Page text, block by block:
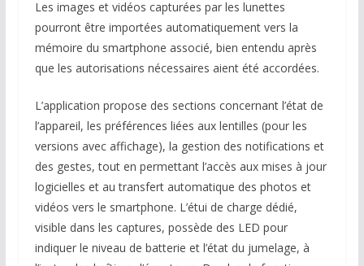
Les images et vidéos capturées par les lunettes
pourront être importées automatiquement vers la
mémoire du smartphone associé, bien entendu après
que les autorisations nécessaires aient été accordées.
L’application propose des sections concernant l’état de
l’appareil, les préférences liées aux lentilles (pour les
versions avec affichage), la gestion des notifications et
des gestes, tout en permettant l’accès aux mises à jour
logicielles et au transfert automatique des photos et
vidéos vers le smartphone. L’étui de charge dédié,
visible dans les captures, possède des LED pour
indiquer le niveau de batterie et l’état du jumelage, à